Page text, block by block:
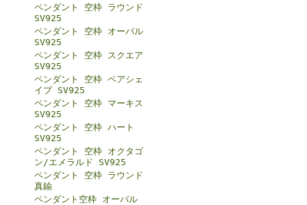
ペンダント 空枠 ラウンド
SV925
ペンダント 空枠 オーバル
SV925
ペンダント 空枠 スクエア
SV925
ペンダント 空枠 ペアシェ
イプ SV925
ペンダント 空枠 マーキス
SV925
ペンダント 空枠 ハート
SV925
ペンダント 空枠 オクタゴ
ン/エメラルド SV925
ペンダント 空枠 ラウンド
真鍮
ペンダント空枠 オーバル